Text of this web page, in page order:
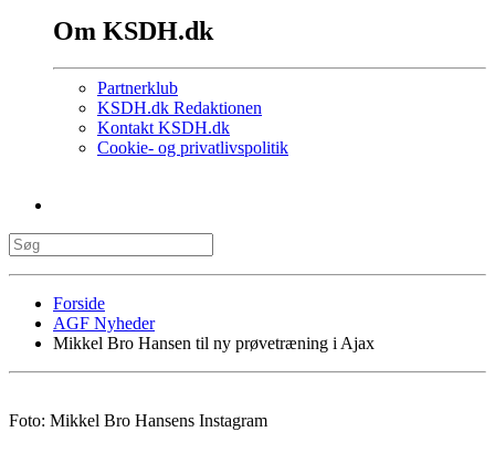
Om KSDH.dk
Partnerklub
KSDH.dk Redaktionen
Kontakt KSDH.dk
Cookie- og privatlivspolitik
Forside
AGF Nyheder
Mikkel Bro Hansen til ny prøvetræning i Ajax
Foto: Mikkel Bro Hansens Instagram